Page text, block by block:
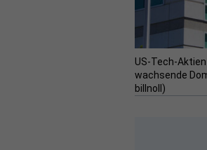
US-Tech-
wachsende
billnoll)